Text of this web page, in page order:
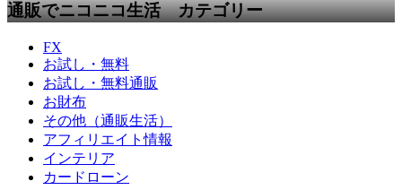
通販でニコニコ生活 カテゴリー
FX
お試し・無料
お試し・無料通販
お財布
その他（通販生活）
アフィリエイト情報
インテリア
カードローン